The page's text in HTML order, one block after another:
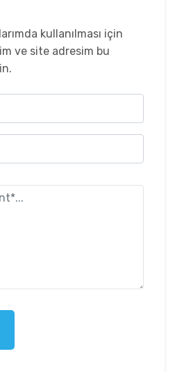
kullanılması için
ve site adresim bu